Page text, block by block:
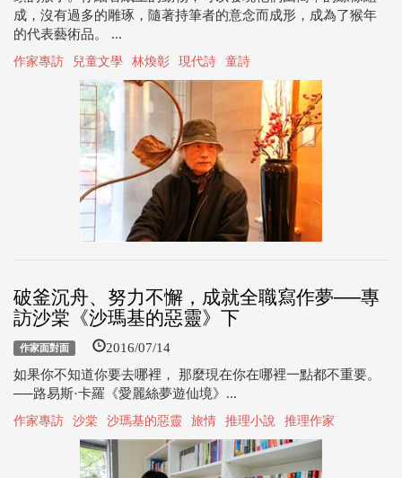
成，沒有過多的雕琢，隨著持筆者的意念而成形，成為了猴年
的代表藝術品。 ...
作家專訪 兒童文學 林煥彰 現代詩 童詩
破釜沉舟、努力不懈，成就全職寫作夢──專
訪沙棠《沙瑪基的惡靈》下
作家面對面 2016/07/14
如果你不知道你要去哪裡， 那麼現在你在哪裡一點都不重要。
──路易斯·卡羅《愛麗絲夢遊仙境》...
作家專訪 沙棠 沙瑪基的惡靈 旅情 推理小說 推理作家